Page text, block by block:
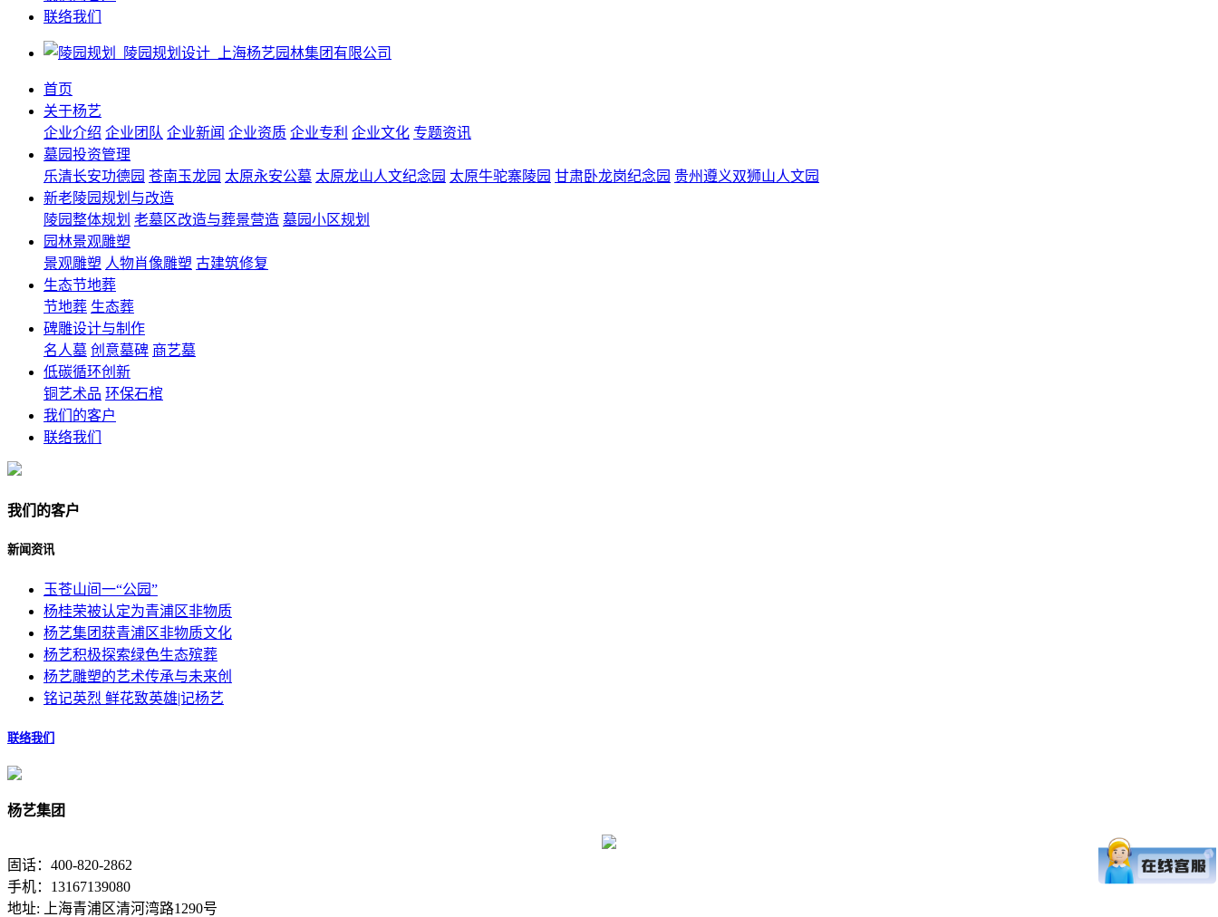
联络我们
首页
关于杨艺
企业介绍 企业团队 企业新闻 企业资质 企业专利 企业文化 专题资讯
墓园投资管理
乐清长安功德园 苍南玉龙园 太原永安公墓 太原龙山人文纪念园 太原牛驼寨陵园 甘肃卧龙岗纪念园 贵州遵义双狮山人文园
新老陵园规划与改造
陵园整体规划 老墓区改造与葬景营造 墓园小区规划
园林景观雕塑
景观雕塑 人物肖像雕塑 古建筑修复
生态节地葬
节地葬 生态葬
碑雕设计与制作
名人墓 创意墓碑 商艺墓
低碳循环创新
铜艺术品 环保石棺
我们的客户
联络我们
我们的客户
新闻资讯
玉苍山间一“公园”
杨桂荣被认定为青浦区非物质
杨艺集团获青浦区非物质文化
杨艺积极探索绿色生态殡葬
杨艺雕塑的艺术传承与未来创
铭记英烈 鲜花致英雄|记杨艺
联络我们
杨艺集团
固话：400-820-2862
手机：13167139080
地址: 上海青浦区清河湾路1290号